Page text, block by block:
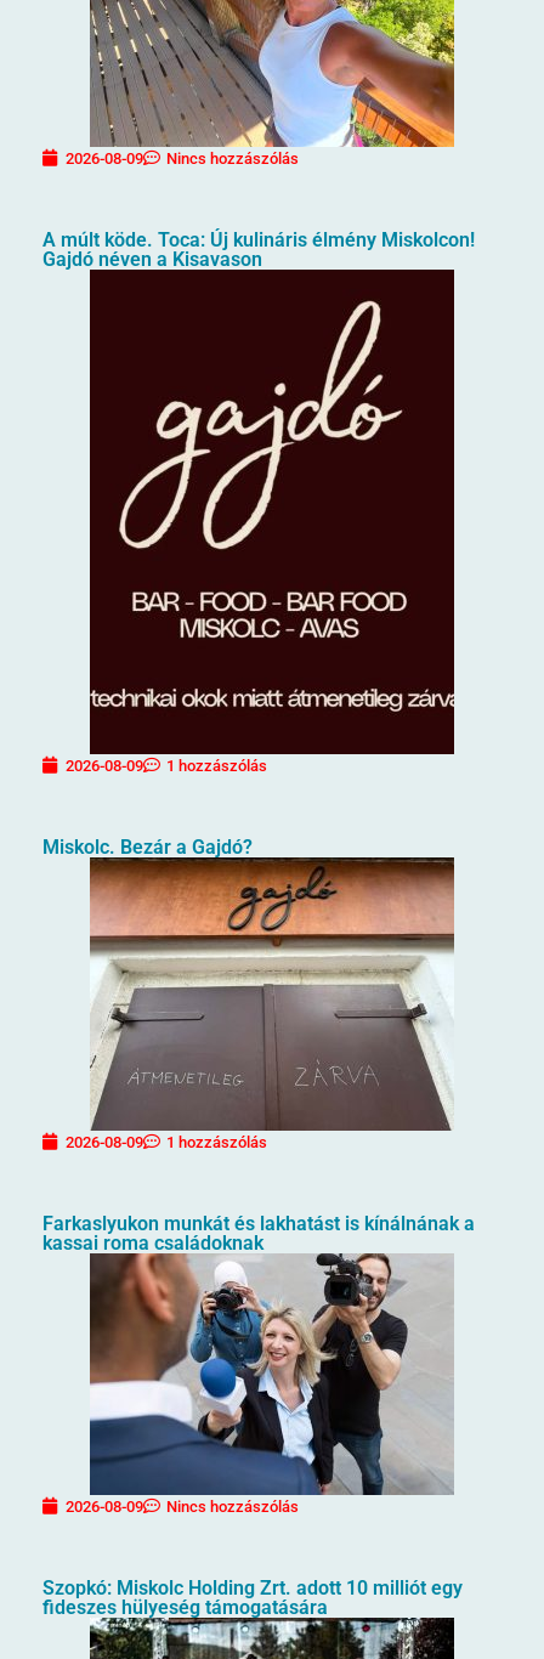
2026-08-09 Nincs hozzászólás
A múlt köde. Toca: Új kulináris élmény Miskolcon!
Gajdó néven a Kisavason
2026-08-09 1 hozzászólás
Miskolc. Bezár a Gajdó?
2026-08-09 1 hozzászólás
Farkaslyukon munkát és lakhatást is kínálnának a
kassai roma családoknak
2026-08-09 Nincs hozzászólás
Szopkó: Miskolc Holding Zrt. adott 10 milliót egy
fideszes hülyeség támogatására